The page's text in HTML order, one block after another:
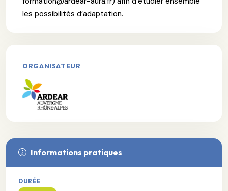
les possibilités d’adaptation.
ORGANISATEUR
Informations pratiques
DURÉE